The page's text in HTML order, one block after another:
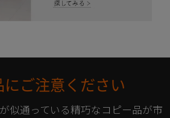
にご注意ください
似通っている精巧なコピー品が市